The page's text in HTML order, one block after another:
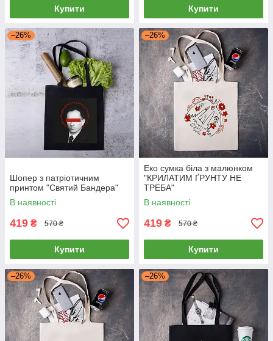
Купити Купити
–26%
Шопер з патріотичним
принтом "Святий Бандера"
В наявності
419 ₴ 570 ₴
Купити
–26%
Еко сумка біла з малюнком
"КРИЛАТИМ ҐРУНТУ НЕ
ТРЕБА"
В наявності
419 ₴ 570 ₴
Купити
–26% –26%